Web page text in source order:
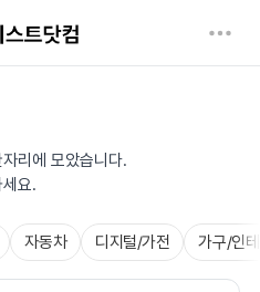
리에 모았습니다.
요.
자동차 디지털/가전 가구/인